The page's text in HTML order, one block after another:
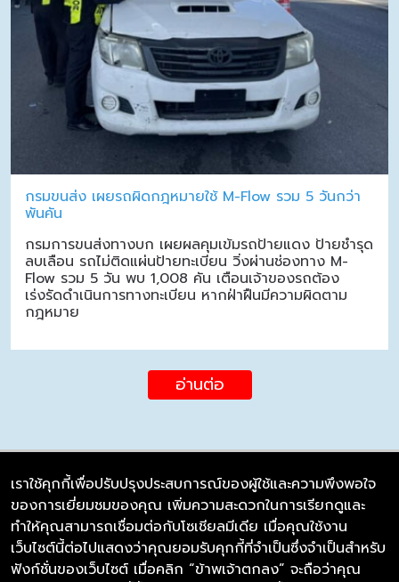
กรมขนส่ง เผยรถผิดกฎหมายใช้ M-Flow รวม 5 วันกว่า
พันคัน
กรมการขนส่งทางบก เผยผลคุมเข้มรถป้ายแดง ป้ายชำรุด
ลบเลือน รถไม่ติดแผ่นป้ายทะเบียน วิ่งผ่านช่องทาง M-
Flow รวม 5 วัน พบ 1,008 คัน เตือนเจ้าของรถต้อง
เร่งรัดดำเนินการทางทะเบียน หากฝ่าฝืนมีความผิดตาม
กฎหมาย
อ่านต่อ
บริษัท ซิมลิงค์ จำกัด
98/226 Bangrakyai-Baanmai Road,
Bangyai, Nonthaburi 11140
เราใช้คุกกี้เพื่อปรับปรุงประสบการณ์ของผู้ใช้และความพึงพอใจ
ของการเยี่ยมชมของคุณ เพิ่มความสะดวกในการเรียกดูและ
ทำให้คุณสามารถเชื่อมต่อกับโซเชียลมีเดีย เมื่อคุณใช้งาน
เว็บไซต์นี้ต่อไปแสดงว่าคุณยอมรับคุกกี้ที่จำเป็นซึ่งจำเป็นสำหรับ
ฟังก์ชั่นของเว็บไซต์ เมื่อคลิก “ข้าพเจ้าตกลง” จะถือว่าคุณ